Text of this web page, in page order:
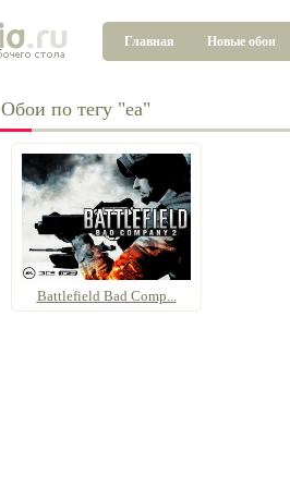
Главная Новые обои
Обои по тегу "ea"
Battlefield Bad Comp...